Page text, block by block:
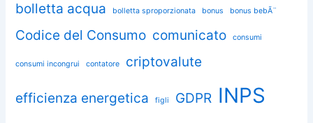
bolletta acqua bolletta sproporzionata bonus bonus bebÃ¨
Codice del Consumo comunicato consumi
consumi incongrui contatore criptovalute
efficienza energetica figli GDPR INPS